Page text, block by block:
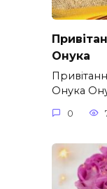
Онука
Онука
0